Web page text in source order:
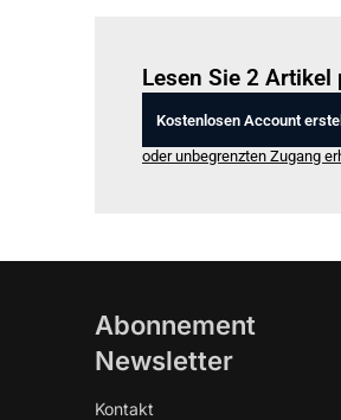
Lesen Sie 2
Kostenlosen Account
oder unbegrenzten Zugang
Abonnement
Newsletter
Kontakt